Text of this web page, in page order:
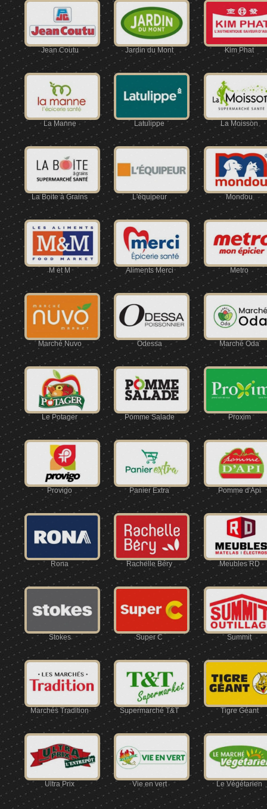
Jean Coutu Jardin du Mont Kim Phat
La Manne Latulippe La Moisson
La Boite à Grains L'équipeur Mondou
M et M Aliments Merci Metro
Marché Nuvo Odessa Marché Oda
Le Potager Pomme Salade Proxim
Provigo Panier Extra Pomme d'Api
Rona Rachelle Béry Meubles RD
Stokes Super C Summit
Marchés Tradition Supermarché T&T Tigre Géant
Ultra Prix Vie en vert Le Végétarien